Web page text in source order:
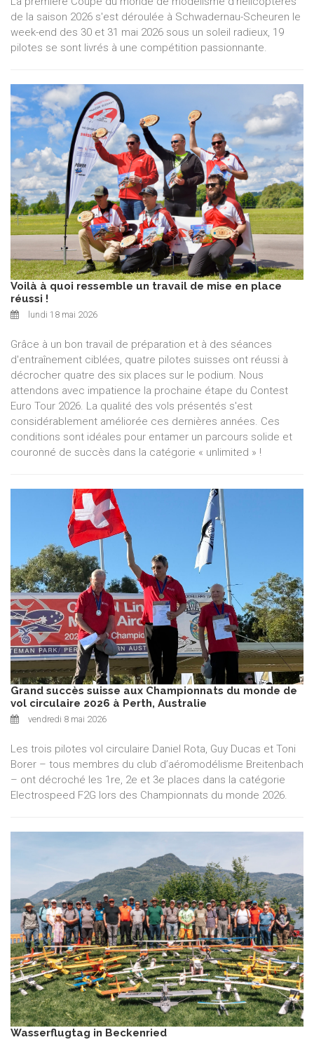
de la saison 2026 s'est déroulée à Schwadernau-Scheuren le
week-end des 30 et 31 mai 2026 sous un soleil radieux, 19
pilotes se sont livrés à une compétition passionnante.
Voilà à quoi ressemble un travail de mise en place
réussi !
lundi 18 mai 2026
Grâce à un bon travail de préparation et à des séances
d'entraînement ciblées, quatre pilotes suisses ont réussi à
décrocher quatre des six places sur le podium. Nous
attendons avec impatience la prochaine étape du Contest
Euro Tour 2026. La qualité des vols présentés s'est
considérablement améliorée ces dernières années. Ces
conditions sont idéales pour entamer un parcours solide et
couronné de succès dans la catégorie « unlimited » !
Grand succès suisse aux Championnats du monde de
vol circulaire 2026 à Perth, Australie
vendredi 8 mai 2026
Les trois pilotes vol circulaire Daniel Rota, Guy Ducas et Toni
Borer – tous membres du club d’aéromodélisme Breitenbach
– ont décroché les 1re, 2e et 3e places dans la catégorie
Electrospeed F2G lors des Championnats du monde 2026.
Wasserflugtag in Beckenried